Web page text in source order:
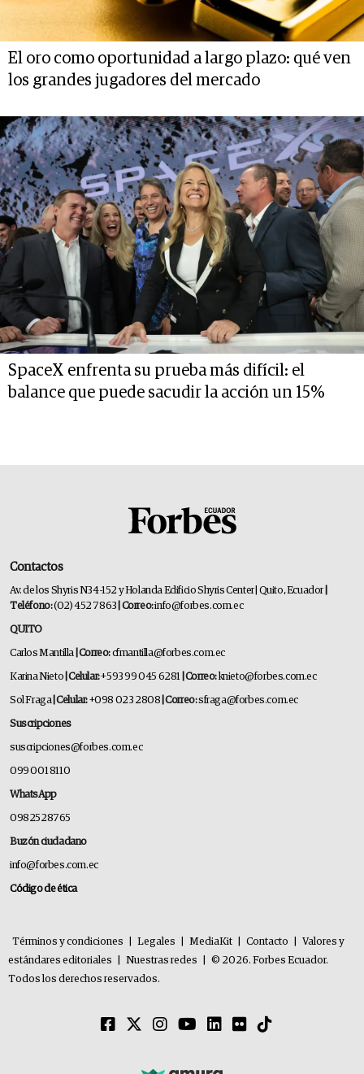
El oro como oportunidad a largo plazo: qué ven
los grandes jugadores del mercado
SpaceX enfrenta su prueba más difícil: el
balance que puede sacudir la acción un 15%
Contactos
Av. de los Shyris N34-152 y Holanda Edificio Shyris Center | Quito, Ecuador
Teléfono:(02) 452 7863 | Correo:info@forbes.com.ec
QUITO
Carlos Mantilla | Correo:cfmantilla@forbes.com.ec
Karina Nieto | Celular:+593 99 045 6281 | Correo:knieto@forbes.com.ec
Sol Fraga| Celular:+098 023 2808 | Correo:sfraga@forbes.com.ec
Suscripciones
suscripciones@forbes.com.ec
099 001 8110
WhatsApp
0982528765
Buzón ciudadano
info@forbes.com.ec
Código de ética
Términos y condiciones Legales MediaKit Contacto
Valores y
estándares editoriales
Nuestras redes
© 2026. Forbes Ecuador.
Todos los derechos reservados.